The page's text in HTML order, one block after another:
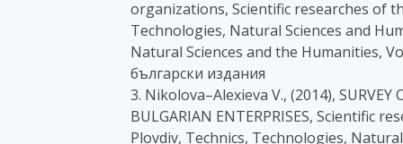
organizations, Scientific researches of
Technologies, Natural Sciences and
Natural Sciences and the Humanities,
български издания
3. Nikolova–Alexieva V., (2014), SURVEY
BULGARIAN ENTERPRISES, Scientific
Plovdiv, Technics, Technologies,